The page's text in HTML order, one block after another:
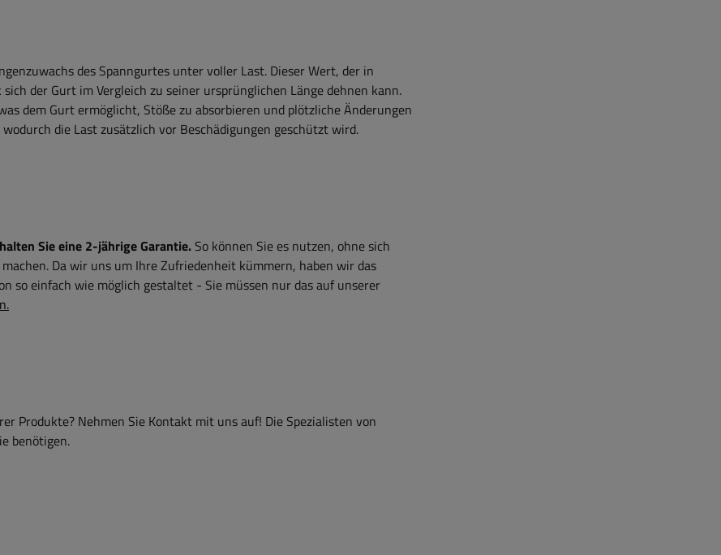
des Spanngurtes unter voller Last. Dieser Wert, der in
der Gurt im Vergleich zu seiner ursprünglichen Länge dehnen kann.
dem Gurt ermöglicht, Stöße zu absorbieren und plötzliche Änderungen
die Last zusätzlich vor Beschädigungen geschützt wird.
Sie eine 2-jährige Garantie. So können Sie es nutzen, ohne sich
Da wir uns um Ihre Zufriedenheit kümmern, haben wir das
so einfach wie möglich gestaltet - Sie müssen nur das auf unserer
Produkte? Nehmen Sie Kontakt mit uns auf! Die Spezialisten von
benötigen.